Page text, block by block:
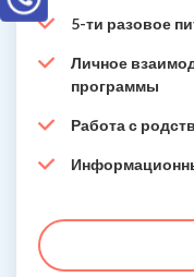
5-ти разовое
Личное
программы
Работа с